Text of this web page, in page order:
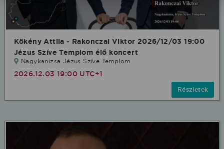
Kökény Attila - Rakonczai Viktor 2026/12/03 19:00
Jézus Szíve Templom élő koncert
Nagykanizsa Jézus Szíve Templom
2026.12.03 19:00 UTC+1
Részletek